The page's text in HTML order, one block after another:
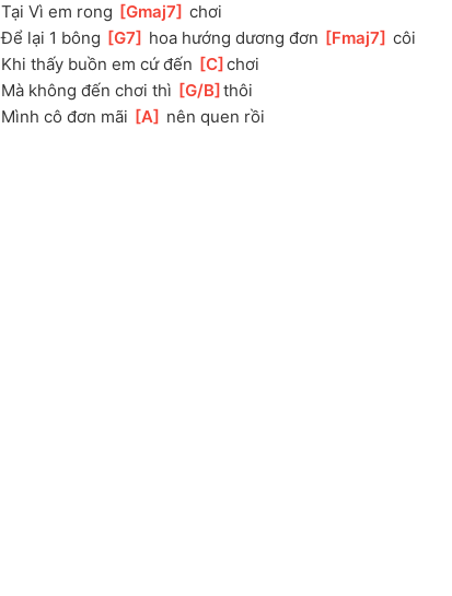
Tại Vì em rong
Gmaj7 ] chơi
Để lại 1 bông
G7 hoa hướng dương đơn Fmaj7 ] côi
Khi thấy buồn em cứ đến
C ]
chơi
Mà không đến chơi thì
G/B ]
thôi
Mình cô đơn mãi
A nên quen rồi